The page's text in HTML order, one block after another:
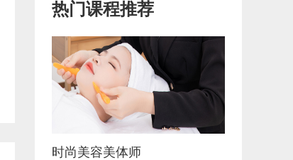
热门课程推荐
时尚美容美体师